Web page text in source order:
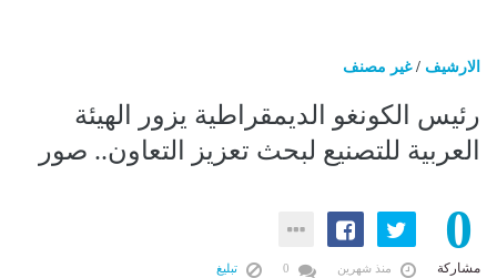
الارشيف /غير مصنف
رئيس الكونغو الديمقراطية يزور الهيئة
العربية للتصنيع لبحث تعزيز التعاون.. صور
0
مشاركة منذ شهرين تبليغ